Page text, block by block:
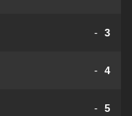
3
-
4
-
5
-